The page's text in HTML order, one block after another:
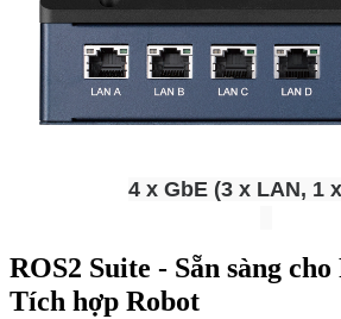
4 x GbE (3 x LAN, 1
ROS2 Suite - Sẵn sàng
Tích hợp Robot